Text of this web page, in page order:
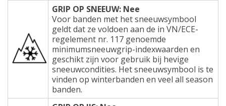
GRIP OP SNEEUW: Nee
Voor banden met het sneeuwsymbool
geldt dat ze voldoen aan de in VN/ECE-
regelement nr. 117 genoemde
minimumsneeuwgrip-indexwaarden en
geschikt zijn voor gebruik bij hevige
sneeuwcondities. Het sneeuwsymbool is te
vinden op winterbanden en veel all season
banden.